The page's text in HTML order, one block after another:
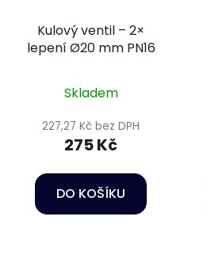
Kulový ventil – 2×
lepení Ø20 mm PN16
Skladem
227,27 Kč bez DPH
275 Kč
DO KOŠÍKU